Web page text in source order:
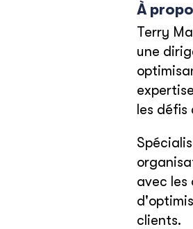
À
Terry
une
les
avec
clients.